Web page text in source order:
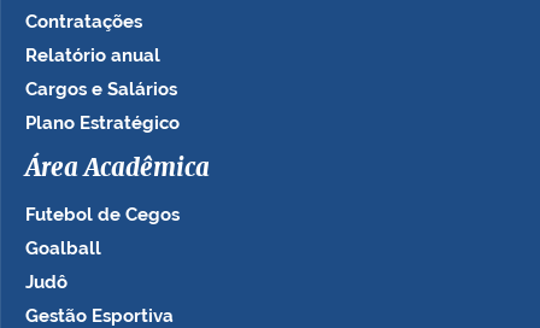
Contratações
Relatório anual
Cargos e Salários
Plano Estratégico
Área Acadêmica
Futebol de Cegos
Goalball
Judô
Gestão Esportiva